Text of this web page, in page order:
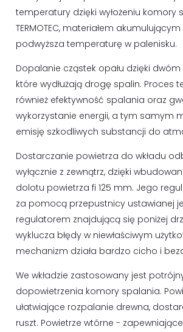
temperatury dzięki wyłożeniu komory
TERMOTEC, materiałem
podwyższa temperaturę w palenisku.
Dopalanie cząstek opału dzięki
które wydłużają drogę spalin. Proces
również efektywność spalania oraz
wykorzystanie energii, a tym samym
emisję szkodliwych substancji do
Dostarczanie powietrza do wkładu
wyłącznie z zewnątrz, dzięki
dolotu powietrza fi 125 mm. Jego
za pomocą przepustnicy ustawianej
regulatorem znajdującą się poniżej
wyklucza błędy w niewłaściwym
mechanizm działa bardzo cicho i
We wkładzie zastosowany jest
dopowietrzenia komory spalania.
ułatwiające rozpalanie drewna,
ruszt. Powietrze wtórne -